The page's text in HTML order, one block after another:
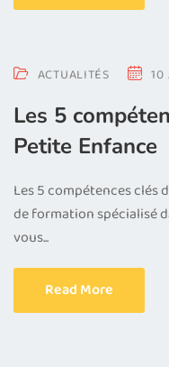
ACTUALITÉS 10
Les 5
Petite Enfance
Les 5 compétences clés
de formation spécialisé
vous...
Read More